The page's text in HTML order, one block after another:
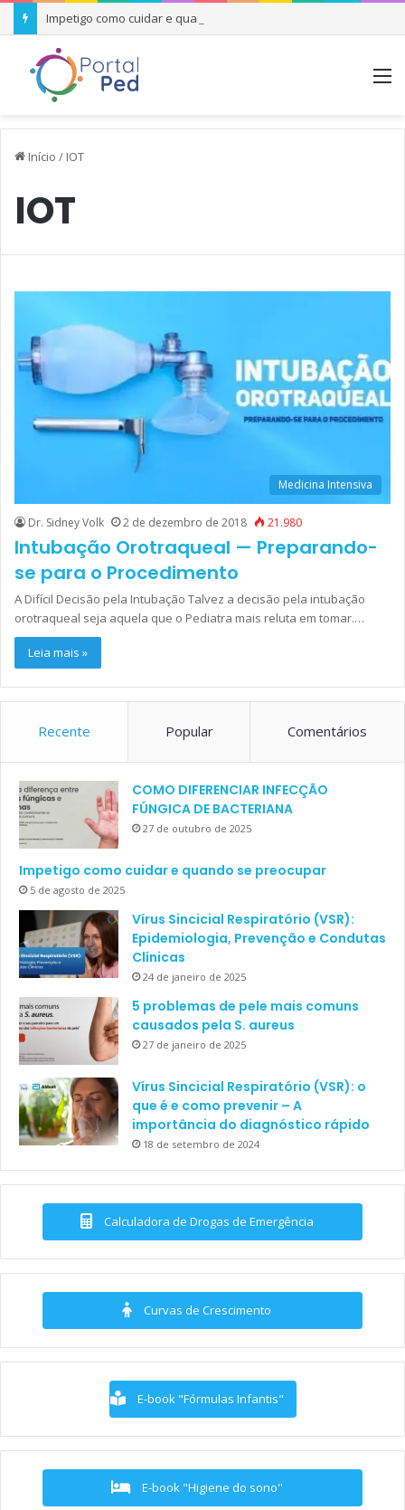
Impetigo como cuidar e quando se preocupar
Início / IOT
IOT
Medicina Intensiva
Dr. Sidney Volk 2 de dezembro de 2018 21.980
Intubação Orotraqueal — Preparando-
se para o Procedimento
A Difícil Decisão pela Intubação Talvez a decisão pela intubação
orotraqueal seja aquela que o Pediatra mais reluta em tomar.…
Leia mais »
Recente Popular Comentários
COMO DIFERENCIAR INFECÇÃO
FÚNGICA DE BACTERIANA
27 de outubro de 2025
Impetigo como cuidar e quando se preocupar
5 de agosto de 2025
Vírus Sincicial Respiratório (VSR):
Epidemiologia, Prevenção e Condutas
Clínicas
24 de janeiro de 2025
5 problemas de pele mais comuns
causados pela S. aureus
27 de janeiro de 2025
Vírus Sincicial Respiratório (VSR): o
que é e como prevenir – A
importância do diagnóstico rápido
18 de setembro de 2024
Calculadora de Drogas de Emergência
Curvas de Crescimento
E-book "Fórmulas Infantis"
E-book "Higiene do sono"